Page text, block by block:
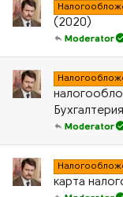
(2020)
Moderator
Moderator
карта